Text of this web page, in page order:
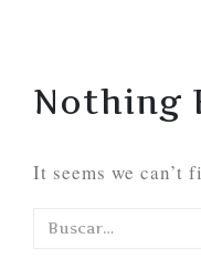
Nothing
It seems we can’t